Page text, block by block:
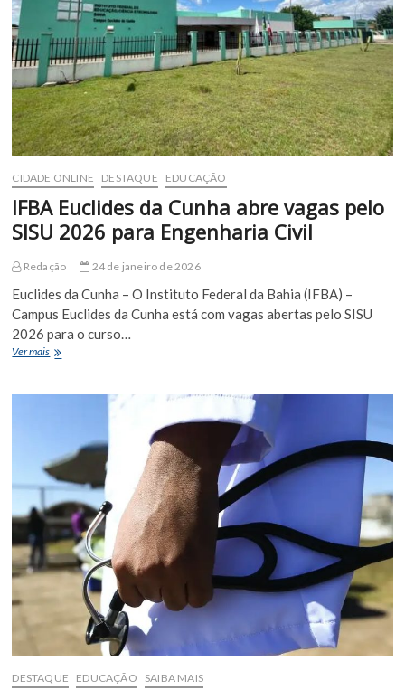
realizada
no
Detran
CIDADE ONLINE DESTAQUE EDUCAÇÃO
IFBA Euclides da Cunha abre vagas pelo
SISU 2026 para Engenharia Civil
Redação 24 de janeiro de 2026
Euclides da Cunha – O Instituto Federal da Bahia (IFBA) –
Campus Euclides da Cunha está com vagas abertas pelo SISU
2026 para o curso…
Ver maisIFBA
SISU
2026
para
Engenharia
Civil
DESTAQUE EDUCAÇÃO SAIBA MAIS